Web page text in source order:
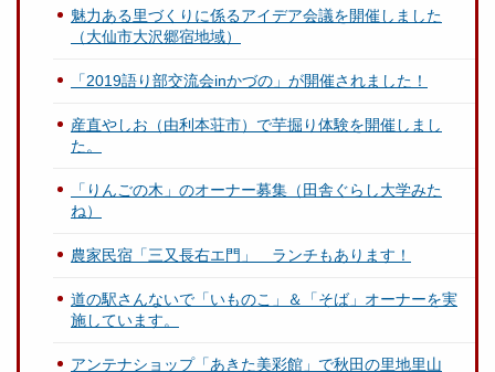
魅力ある里づくりに係るアイデア会議を開催しました
（大仙市大沢郷宿地域）
「2019語り部交流会inかづの」が開催されました！
産直やしお（由利本荘市）で芋掘り体験を開催しまし
た。
「りんごの木」のオーナー募集（田舎ぐらし大学みた
ね）
農家民宿「三又長右エ門」 ランチもあります！
道の駅さんないで「いものこ」＆「そば」オーナーを実
施しています。
アンテナショップ「あきた美彩館」で秋田の里地里山